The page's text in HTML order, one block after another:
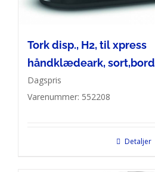
Tork disp., H2, til xpress
håndklædeark, sort,bord
Dagspris
Varenummer: 552208
Detaljer